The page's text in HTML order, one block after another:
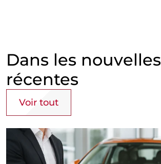
Dans les nouvelles
récentes
Voir tout